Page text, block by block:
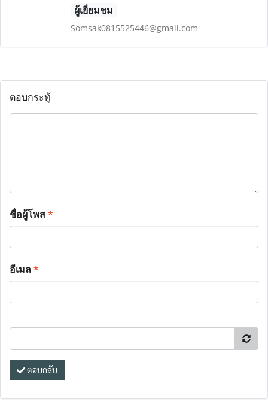
ผู้เยี่ยมชม
Somsak0815525446@gmail.com
ตอบกระทู้
ชื่อผู้โพส*
อีเมล*
ตอบกลับ